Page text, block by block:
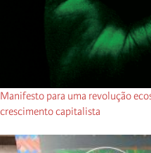
Manifesto para uma revolução
crescimento capitalista